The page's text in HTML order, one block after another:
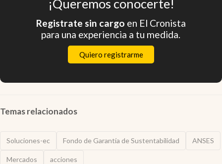
¡Queremos conocerte!
Registrate sin cargo en El Cronista
para una experiencia a tu medida.
Quiero registrarme
Temas relacionados
Soluciones-ec Fondo de Garantía de Sustentabilidad ANSES
Mercados acciones